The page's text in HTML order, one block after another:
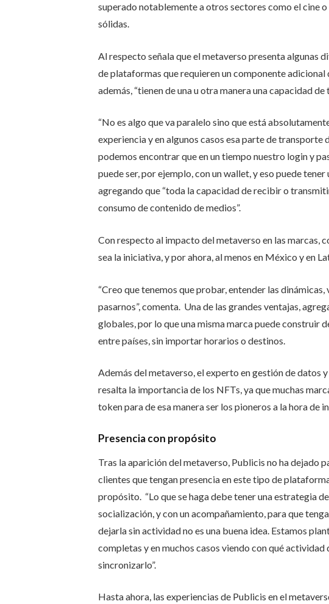
superado notablemente a otros sectores como el cine
sólidas.
Al respecto señala que el metaverso presenta algunas
de plataformas que requieren un componente
además, “tienen de una u otra manera una capacidad
“No es algo que va paralelo sino que está
experiencia y en algunos casos esa parte de transporte
podemos encontrar que en un tiempo nuestro login y
puede ser, por ejemplo, con un wallet, y eso puede
agregando que “toda la capacidad de recibir o
consumo de contenido de medios”.
Con respecto al impacto del metaverso en las marcas,
sea la iniciativa, y por ahora, al menos en México y en
“Creo que tenemos que probar, entender las
pasarnos”, comenta. Una de las grandes ventajas,
globales, por lo que una misma marca puede construir
entre países, sin importar horarios o destinos.
Además del metaverso, el experto en gestión de
resalta la importancia de los NFTs, ya que muchas
token para de esa manera ser los pioneros a la hora de
Presencia con propósito
Tras la aparición del metaverso, Publicis no ha dejado
clientes que tengan presencia en este tipo de
propósito. “Lo que se haga debe tener una estrategia
socialización, y con un acompañamiento, para que
dejarla sin actividad no es una buena idea. Estamos
completas y en muchos casos viendo con qué
sincronizarlo”.
Hasta ahora, las experiencias de Publicis en el